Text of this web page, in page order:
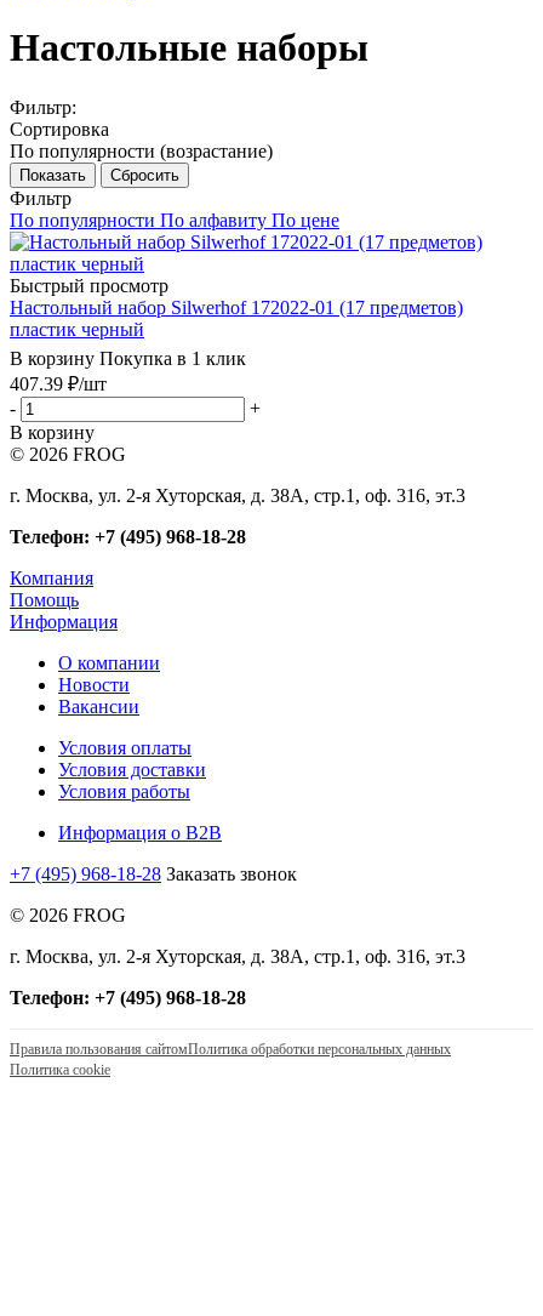
Настольные наборы
Фильтр:
Сортировка
По популярности (возрастание)
Показать Сбросить
Фильтр
По популярности По алфавиту По цене
Быстрый просмотр
Настольный набор Silwerhof 172022-01 (17 предметов)
пластик черный
В корзину Покупка в 1 клик
407.39 ₽/шт
-
+
В корзину
© 2026 FROG
г. Москва, ул. 2-я Хуторская, д. 38А, стр.1, оф. 316, эт.3
Телефон: +7 (495) 968-18-28
Компания
Помощь
Информация
О компании
Новости
Вакансии
Условия оплаты
Условия доставки
Условия работы
Информация о B2B
+7 (495) 968-18-28 Заказать звонок
© 2026 FROG
г. Москва, ул. 2-я Хуторская, д. 38А, стр.1, оф. 316, эт.3
Телефон: +7 (495) 968-18-28
Правила пользования сайтомПолитика обработки персональных данных
Политика cookie